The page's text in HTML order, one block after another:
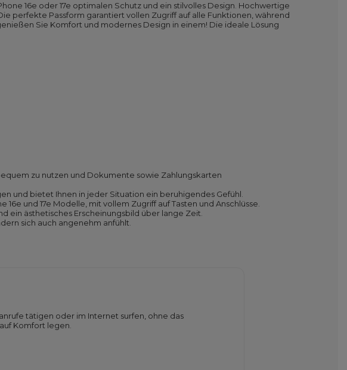
16e oder 17e optimalen Schutz und ein stilvolles Design. Hochwertige
perfekte Passform garantiert vollen Zugriff auf alle Funktionen, während
Sie Komfort und modernes Design in einem! Die ideale Lösung
zu nutzen und Dokumente sowie Zahlungskarten
und bietet Ihnen in jeder Situation ein beruhigendes Gefühl.
und 17e Modelle, mit vollem Zugriff auf Tasten und Anschlüsse.
ein ästhetisches Erscheinungsbild über lange Zeit.
sich auch angenehm anfühlt.
tätigen oder im Internet surfen, ohne das
Komfort legen.